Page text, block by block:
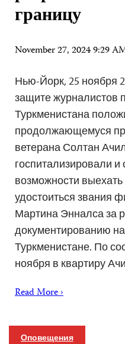
границу
November 27, 2024 9:29
Нью-Йорк, 25 ноября
защите журналистов
Туркменистана
продолжающемуся
ветерана Солтан
госпитализировали
возможности выехать
удостоиться звания
Мартина Энналса за
документированию
Туркменистане. По
ноября в квартиру
Read More ›
Оповещения